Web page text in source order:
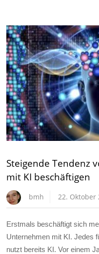
Steigende Tendenz
mit KI beschäftigen
bmh 22. Oktober
Erstmals beschäftigt sich
Unternehmen mit KI. Jedes
nutzt bereits KI. Vor einem